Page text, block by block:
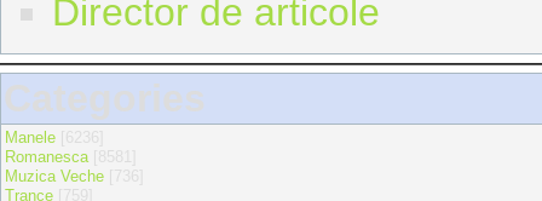
Director de articole
Categories
Manele
Romanesca
Muzica Veche
Trance